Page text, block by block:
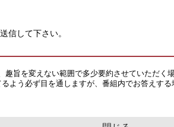
信して下さい。
旨を変えない範囲で多少要約させていただく
よう必ず目を通しますが、番組内でお答えす